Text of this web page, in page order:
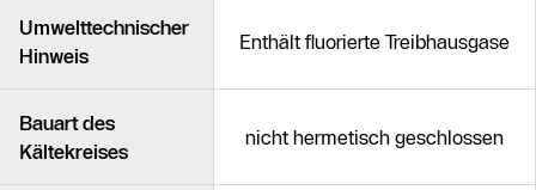
Umwelttechnischer
Hinweis
Enthält fluorierte Treibhausgase
Bauart des
Kältekreises
nicht hermetisch geschlossen